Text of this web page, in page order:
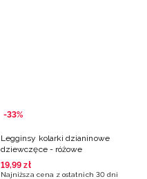
-33%
Legginsy kolarki dzianinowe
dziewczęce - różowe
19,99 zł
Najniższa cena z ostatnich 30 dni